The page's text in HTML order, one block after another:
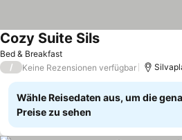
Bed & Breakfast
Cozy Suite Sils
/ Keine Rezensionen verfügbar
Wähle Reisedaten aus, um die
Preise zu sehen